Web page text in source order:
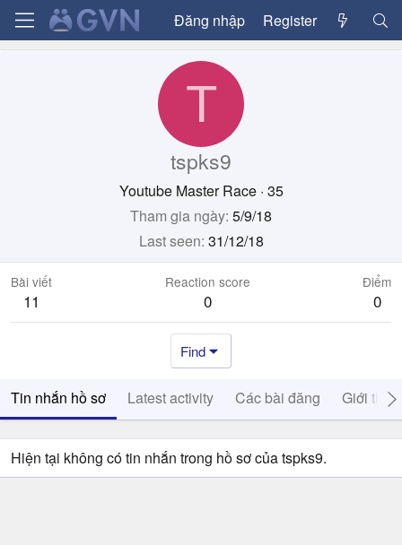
Đăng nhập Register
T
tspks9
Youtube Master Race · 35
Tham gia ngày 5/9/18
Last seen 31/12/18
Bài viết
11
Reaction score
0
Điểm
0
Find
Tin nhắn hồ sơ Latest activity Các bài đăng Giới thiệu
Hiện tại không có tin nhắn trong hồ sơ của tspks9.